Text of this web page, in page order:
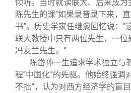
倾听。当时就读联大、后来成
陈先生的课“如果录音录下来，
书”。历史学家任继愈回忆说：“
联大教授中只有两位先生，一
冯友兰先生。”
陈岱孙一生追求学术独立与
程“中国化”的先驱。他始终强调
不批”，认为对西方经济学的盲